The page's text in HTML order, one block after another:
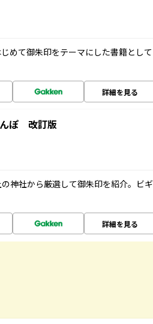
めて御朱印をテーマにした書籍として
詳細を見る
ぽ 改訂版
神社から厳選して御朱印を紹介。ビギ
詳細を見る